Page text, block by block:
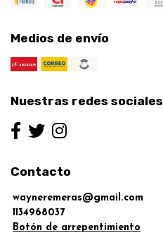
Medios de envío
Nuestras redes sociales
Contacto
wayneremeras@gmail.com
1134968037
Botón de arrepentimiento